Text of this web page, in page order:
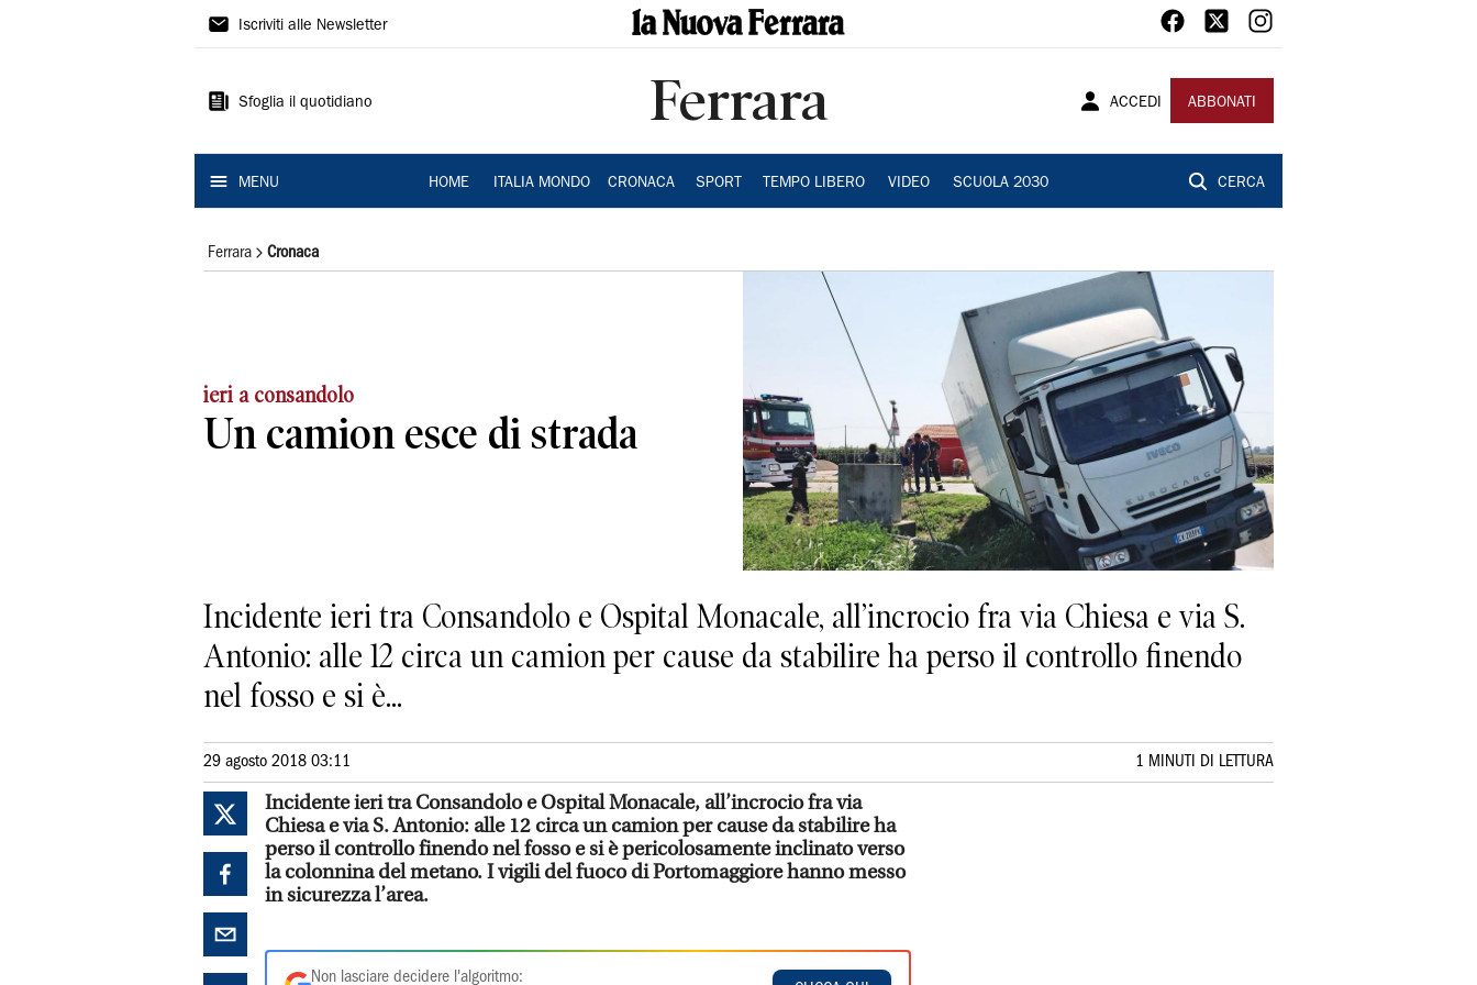
La
Ferrara
Iscriviti alle Newsletter
Sfoglia il quotidiano Ferrara ACCEDI ABBONATI
MENU HOME ITALIA MONDO CRONACA SPORT TEMPO LIBERO VIDEO SCUOLA 2030 CERCA
Ferrara Cronaca
ieri a consandolo
Un camion esce di strada
Incidente ieri tra Consandolo e Ospital Monacale, all’incrocio fra via Chiesa e via S.
Antonio: alle 12 circa un camion per cause da stabilire ha perso il controllo finendo
nel fosso e si è...
29 agosto 2018 03:11 1 MINUTI DI LETTURA
Incidente ieri tra Consandolo e Ospital Monacale, all’incrocio fra via
Chiesa e via S. Antonio: alle 12 circa un camion per cause da stabilire ha
perso il controllo finendo nel fosso e si è pericolosamente inclinato verso
la colonnina del metano. I vigili del fuoco di Portomaggiore hanno messo
in sicurezza l’area.
Non lasciare decidere l'algoritmo: